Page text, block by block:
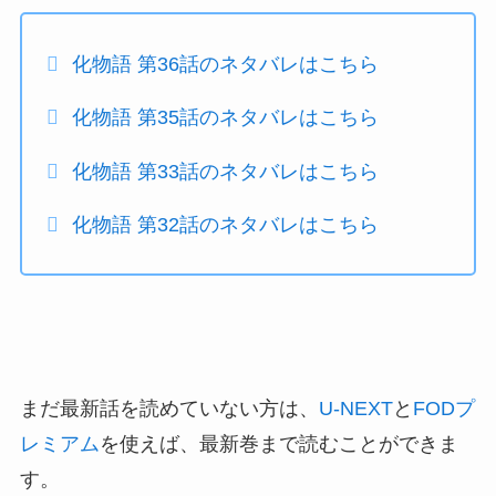
化物語 第36話のネタバレはこちら
化物語 第35話のネタバレはこちら
化物語 第33話のネタバレはこちら
化物語 第32話のネタバレはこちら
まだ最新話を読めていない方は、 U-NEXTと FODプ
レミアム を使えば、最新巻まで読むことができま
す。